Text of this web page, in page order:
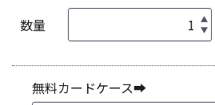
数量
無料カードケース➡